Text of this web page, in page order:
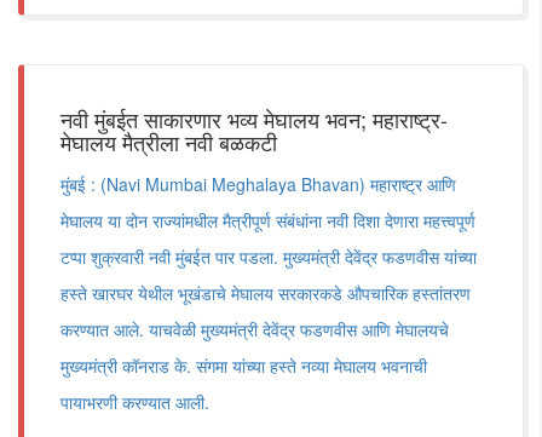
नवी मुंबईत साकारणार भव्य मेघालय भवन; महाराष्ट्र-
मेघालय मैत्रीला नवी बळकटी
मुंबई : (Navi Mumbai Meghalaya Bhavan) महाराष्ट्र आणि
मेघालय या दोन राज्यांमधील मैत्रीपूर्ण संबंधांना नवी दिशा देणारा महत्त्वपूर्ण
टप्पा शुक्रवारी नवी मुंबईत पार पडला. मुख्यमंत्री देवेंद्र फडणवीस यांच्या
हस्ते खारघर येथील भूखंडाचे मेघालय सरकारकडे औपचारिक हस्तांतरण
करण्यात आले. याचवेळी मुख्यमंत्री देवेंद्र फडणवीस आणि मेघालयचे
मुख्यमंत्री कॉनराड के. संगमा यांच्या हस्ते नव्या मेघालय भवनाची
पायाभरणी करण्यात आली.